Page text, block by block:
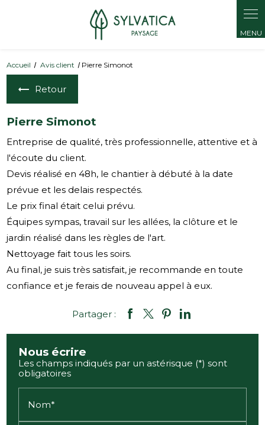
Accueil Avis client Pierre Simonot
Retour
Pierre Simonot
Entreprise de qualité, très professionnelle, attentive et à
l'écoute du client.
Devis réalisé en 48h, le chantier à débuté à la date
prévue et les delais respectés.
Le prix final était celui prévu.
Équipes sympas, travail sur les allées, la clôture et le
jardin réalisé dans les règles de l'art.
Nettoyage fait tous les soirs.
Au final, je suis très satisfait, je recommande en toute
confiance et je ferais de nouveau appel à eux.
Partager :
Nous écrire
Les champs indiqués par un astérisque (*) sont
obligatoires
Nom*